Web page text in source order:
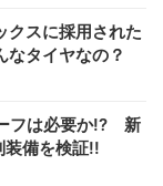
クスに採用された
なタイヤなの？
フは必要か!? 新
装備を検証!!